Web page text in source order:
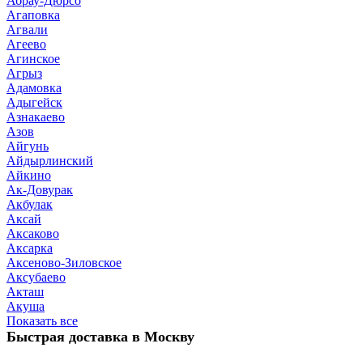
Агаповка
Агвали
Агеево
Агинское
Агрыз
Адамовка
Адыгейск
Азнакаево
Азов
Айгунь
Айдырлинский
Айкино
Ак-Довурак
Акбулак
Аксай
Аксаково
Аксарка
Аксеново-Зиловское
Аксубаево
Акташ
Акуша
Показать все
Быстрая доставка в Москву